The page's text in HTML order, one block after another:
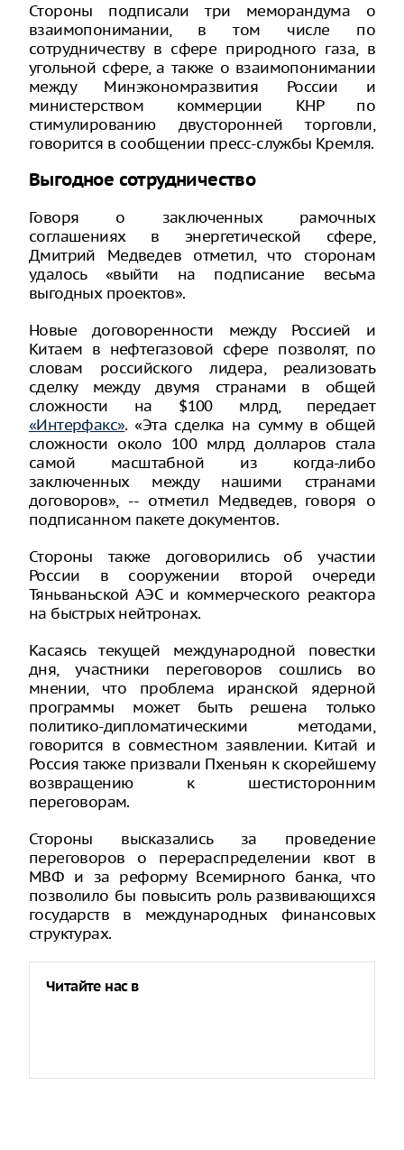
Стороны подписали три меморандума о
взаимопонимании, в том числе по
сотрудничеству в сфере природного газа, в
угольной сфере, а также о взаимопонимании
между Минэкономразвития России и
министерством коммерции КНР по
стимулированию двусторонней торговли,
говорится в сообщении пресс-службы Кремля.
Выгодное сотрудничество
Говоря о заключенных рамочных
соглашениях в энергетической сфере,
Дмитрий Медведев отметил, что сторонам
удалось «выйти на подписание весьма
выгодных проектов».
Новые договоренности между Россией и
Китаем в нефтегазовой сфере позволят, по
словам российского лидера, реализовать
сделку между двумя странами в общей
сложности на $100 млрд, передает
«Интерфакс». «Эта сделка на сумму в общей
сложности около 100 млрд долларов стала
самой масштабной из когда-либо
заключенных между нашими странами
договоров», -- отметил Медведев, говоря о
подписанном пакете документов.
Стороны также договорились об участии
России в сооружении второй очереди
Тяньваньской АЭС и коммерческого реактора
на быстрых нейтронах.
Касаясь текущей международной повестки
дня, участники переговоров сошлись во
мнении, что проблема иранской ядерной
программы может быть решена только
политико-дипломатическими методами,
говорится в совместном заявлении. Китай и
Россия также призвали Пхеньян к скорейшему
возвращению к шестисторонним
переговорам.
Стороны высказались за проведение
переговоров о перераспределении квот в
МВФ и за реформу Всемирного банка, что
позволило бы повысить роль развивающихся
государств в международных финансовых
структурах.
Читайте нас в